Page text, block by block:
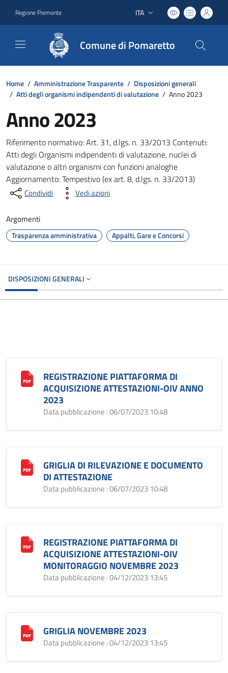
Regione Piemonte Lingua attiva:
ITA
Comune di Pomaretto
Home / Amministrazione Trasparente / Disposizioni generali
/ Atti degli organismi indipendenti di valutazione / Anno 2023
Anno 2023
Riferimento normativo: Art. 31, d.lgs. n. 33/2013 Contenuti:
Atti degli Organismi indipendenti di valutazione, nuclei di
valutazione o altri organismi con funzioni analoghe
Aggiornamento: Tempestivo (ex art. 8, d.lgs. n. 33/2013)
Condividi Vedi azioni
Argomenti
Trasparenza amministrativa Appalti, Gare e Concorsi
DISPOSIZIONI GENERALI
REGISTRAZIONE PIATTAFORMA DI
ACQUISIZIONE ATTESTAZIONI-OIV ANNO
2023
Data pubblicazione : 06/07/2023 10:48
GRIGLIA DI RILEVAZIONE E DOCUMENTO
DI ATTESTAZIONE
Data pubblicazione : 06/07/2023 10:48
REGISTRAZIONE PIATTAFORMA DI
ACQUISIZIONE ATTESTAZIONI-OIV
MONITORAGGIO NOVEMBRE 2023
Data pubblicazione : 04/12/2023 13:45
GRIGLIA NOVEMBRE 2023
Data pubblicazione : 04/12/2023 13:45